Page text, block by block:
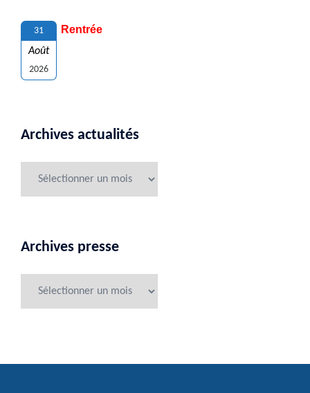
31
Août
2026
Rentrée
Archives actualités
Archives presse